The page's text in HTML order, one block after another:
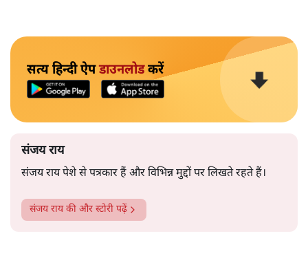
सत्य हिन्दी ऐपडाउनलोडकरें
संजय राय
संजय राय पेशे से पत्रकार हैं और विभिन्न मुद्दों पर लिखते रहते हैं।
संजय रायकी और स्टोरी पढ़ें